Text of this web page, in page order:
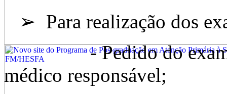
➢ Para realização dos
- Pedido do exame
médico responsável;